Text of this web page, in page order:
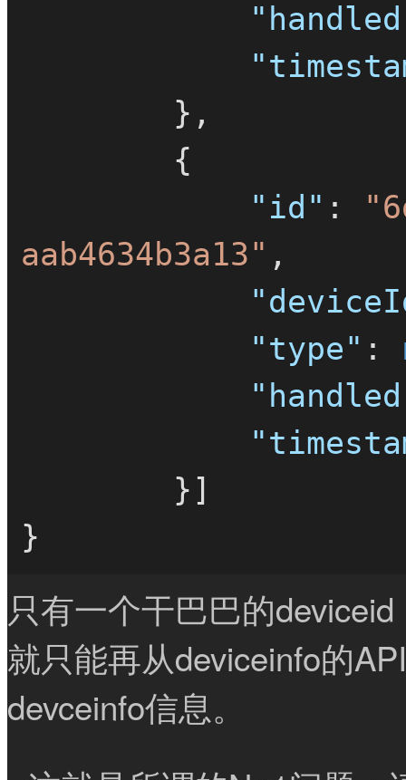
} ,
{
"id" :
aab4634b3a13" ,
"type" :
} ]
}
只有一个干巴巴的
就只能再从deviceinfo的
devceinfo信息。